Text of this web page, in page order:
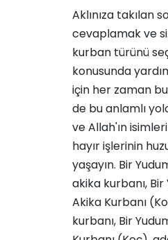
Aklınıza takılan
cevaplamak ve
kurban türünü
konusunda
için her zaman
de bu anlamlı
ve Allah'ın
hayır işlerinin
yaşayın. Bir
akika kurbanı, Bir
Akika Kurbanı
kurbanı, Bir